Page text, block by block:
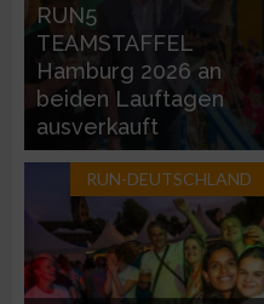
RUN5
TEAMSTAFFEL
Hamburg 2026 an
beiden Lauftagen
ausverkauft
RUN-DEUTSCHLAND
Verwendung reduzierter
IAB-Besonderheiten:
Verwendung genauer
Geräte anhand von aktiv